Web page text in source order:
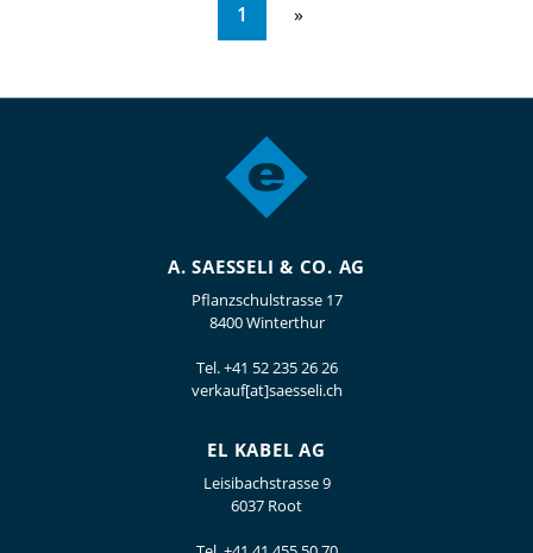
1
A. SAESSELI & CO. AG
Pflanzschulstrasse 17
8400 Winterthur
Tel.+41 52 235 26 26
verkauf[at]saesseli.ch
EL KABEL AG
Leisibachstrasse 9
6037 Root